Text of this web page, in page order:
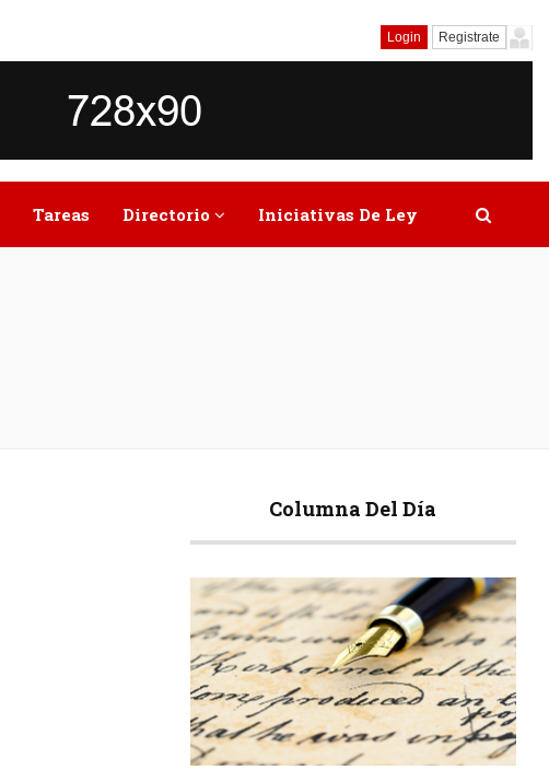
Login Registrate
Tareas Directorio Iniciativas De Ley
Columna Del Día